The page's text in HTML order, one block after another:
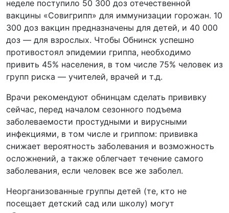
неделе поступило 50 300 доз отечественной
вакцины «Совигрипп» для иммунизации горожан. 10
300 доз вакцин предназначены для детей, и 40 000
доз — для взрослых. Чтобы Обнинск успешно
противостоял эпидемии гриппа, необходимо
привить 45% населения, в том числе 75% человек из
групп риска — учителей, врачей и т.д.
Врачи рекомендуют обнинцам сделать прививку
сейчас, перед началом сезонного подъема
заболеваемости простудными и вирусными
инфекциями, в том числе и гриппом: прививка
снижает вероятность заболевания и возможность
осложнений, а также облегчает течение самого
заболевания, если человек все же заболел.
Неорганизованные группы детей (те, кто не
посещает детский сад или школу) могут